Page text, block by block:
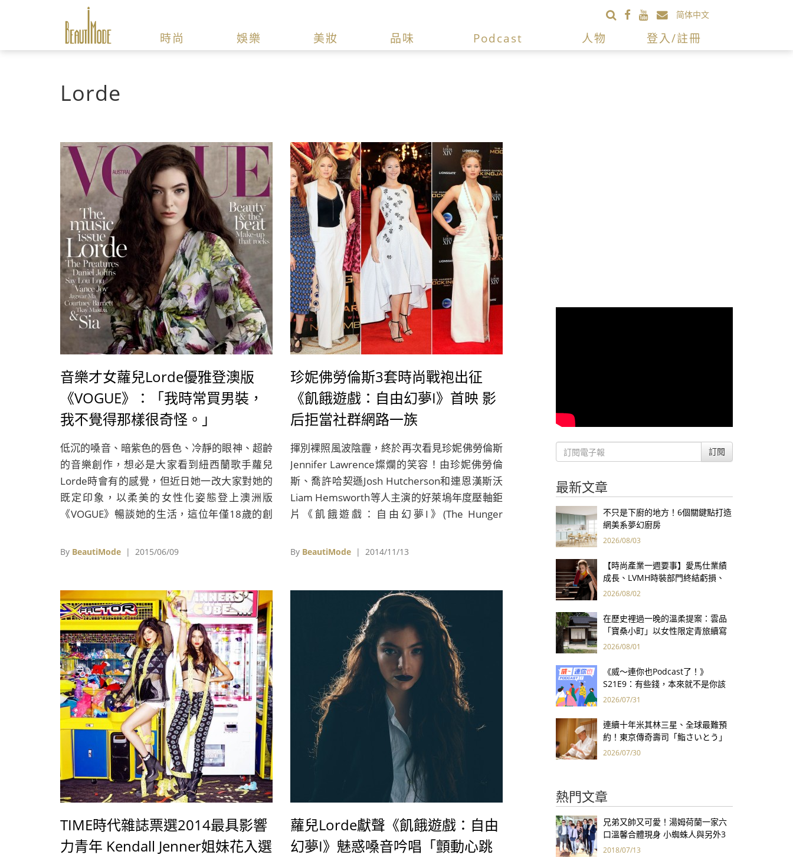
简体中文
時尚 娛樂 美妝 品味 Podcast 人物 登入/註冊
Lorde
音樂才女蘿兒Lorde優雅登澳版
《VOGUE》：「我時常買男裝，
我不覺得那樣很奇怪。」
低沉的嗓音、暗紫色的唇色、冷靜的眼神、超齡
的音樂創作，想必是大家看到紐西蘭歌手蘿兒
Lorde時會有的感覺，但近日她一改大家對她的
既定印象，以柔美的女性化姿態登上澳洲版
《VOGUE》暢談她的生活，這位年僅18歲的創
得買男裝有什麼，我不會特別用性別角度去看待
By BeautiMode | 2015/06/09
珍妮佛勞倫斯3套時尚戰袍出征
《飢餓遊戲：自由幻夢I》首映 影
后拒當社群網路一族
揮別裸照風波陰霾，終於再次看見珍妮佛勞倫斯
Jennifer Lawrence燦爛的笑容！由珍妮佛勞倫
斯、喬許哈契遜Josh Hutcherson和連恩漢斯沃
Liam Hemsworth等人主演的好萊塢年度壓軸鉅
片《飢餓遊戲：自由幻夢I》(The Hunger
迴宣傳，在10日的倫敦首映會上，三位主演加上
克萊弗林Sam Claflin、新加入演出陣容的大滿貫
影后茱莉安摩爾Julianne Moore與獻唱主題曲的
歌手蘿兒Lorde等人皆現身紅毯，眾星雲集自然
吸引上千粉絲到場支持，歡呼聲與璀璨星光閃耀
整個倫敦夜晚。
By BeautiMode | 2014/11/13
TIME時代雜誌票選2014最具影響
力青年 Kendall Jenner姐妹花入選
蘿兒Lorde獻聲《飢餓遊戲：自由
幻夢I》魅惑嗓音吟唱「顫動心跳
訂閱
最新文章
不只是下廚的地方！6個關鍵點打造
網美系夢幻廚房
2026/08/03
【時尚產業一週要事】愛馬仕業績
成長、LVMH時裝部門終結虧損、
Kering轉型策略初現成效、Prada
2026/08/02
在歷史裡過一晚的溫柔提案：雲品
「寶桑小町」以女性限定青旅續寫
台東老屋記憶
2026/08/01
《威～連你也Podcast了！》
S21E9：有些錢，本來就不是你該
賺的——讀《一個投機者的告白》
2026/07/31
連續十年米其林三星、全球最難預
約！東京傳奇壽司「鮨さいとう」
為何破例首度來台？
2026/07/30
熱門文章
兄弟又帥又可愛！湯姆荷蘭一家六
口溫馨合體現身 小蜘蛛人與另外3
個弟弟感情超好！
2018/07/13